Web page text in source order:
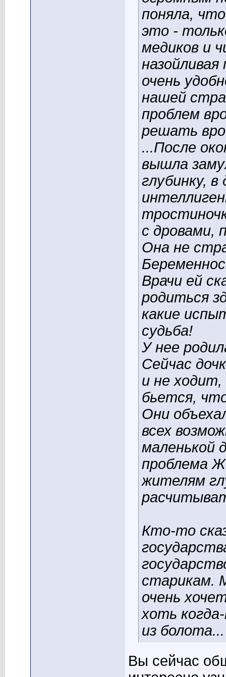
поняла,
это -
медиков и
очень
нашей
проблем
решать
...После
вышла
глубинку, в
с дровами,
Она не
Врачи ей
родиться
какие
судьба!
У нее
Сейчас
и не ходит,
бьется,
Они
всех
маленькой
проблема
жителям
Кто-то
старикам.
очень
хоть
из болота...
Вы сейчас